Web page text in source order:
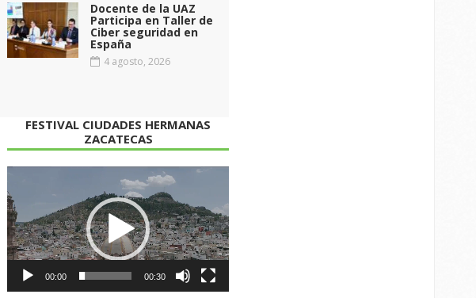
Docente de la UAZ
Participa en Taller de
Ciber seguridad en
España
4 agosto, 2026
FESTIVAL CIUDADES HERMANAS
ZACATECAS
de
vídeo
00:00 00:30